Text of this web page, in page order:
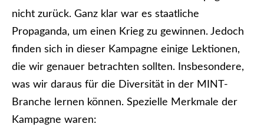
nicht zurück. Ganz klar war es staatliche
Propaganda, um einen Krieg zu gewinnen. Jedoch
finden sich in dieser Kampagne einige Lektionen,
die wir genauer betrachten sollten. Insbesondere,
was wir daraus für die Diversität in der MINT-
Branche lernen können. Spezielle Merkmale der
Kampagne waren: